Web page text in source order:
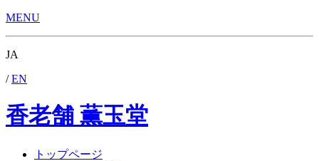
MENU
JA
/ EN
香老舗 薫玉堂
トップページ